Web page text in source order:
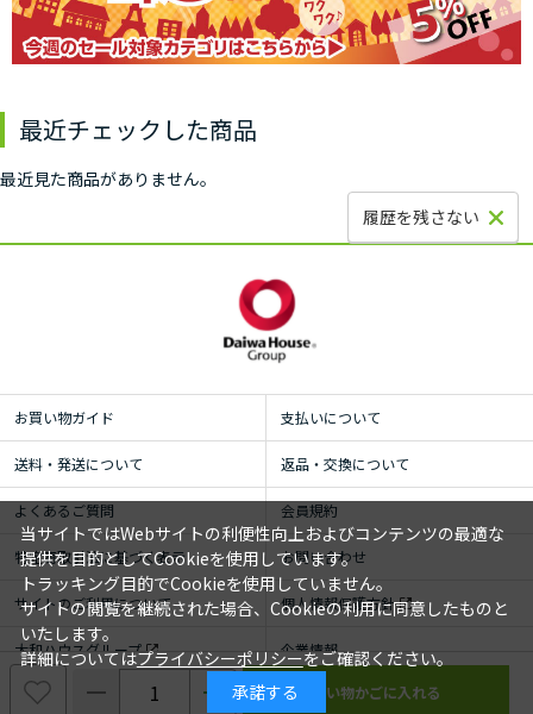
最近チェックした商品
最近見た商品がありません。
履歴を残さない
お買い物ガイド 支払いについて
送料・発送について 返品・交換について
よくあるご質問 会員規約
特定商取引法に基づく表示 お問い合わせ
サイトのご利用について 個人情報保護方針
大和ハウスグループ 企業情報
© ROYAL HOMECENTER Co.,Ltd. ALL RIGHTS RESERVED.
当サイトではWebサイトの利便性向上およびコンテンツの最適な
提供を目的としてCookieを使用しています。
トラッキング目的でCookieを使用していません。
サイトの閲覧を継続された場合、Cookieの利用に同意したものと
いたします。
詳細についてはプライバシーポリシーをご確認ください。
承諾する